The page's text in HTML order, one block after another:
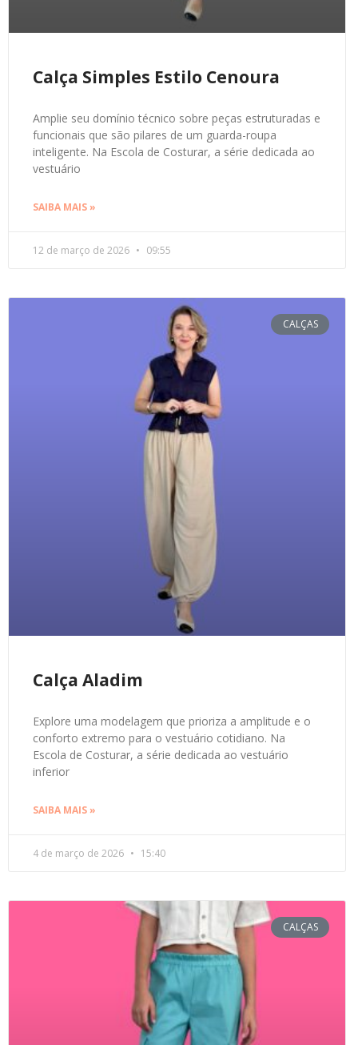
Calça Simples Estilo Cenoura
Amplie seu domínio técnico sobre peças estruturadas e
funcionais que são pilares de um guarda-roupa
inteligente. Na Escola de Costurar, a série dedicada ao
vestuário
SAIBA MAIS »
12 de março de 2026 09:55
CALÇAS
Calça Aladim
Explore uma modelagem que prioriza a amplitude e o
conforto extremo para o vestuário cotidiano. Na
Escola de Costurar, a série dedicada ao vestuário
inferior
SAIBA MAIS »
4 de março de 2026 15:40
CALÇAS